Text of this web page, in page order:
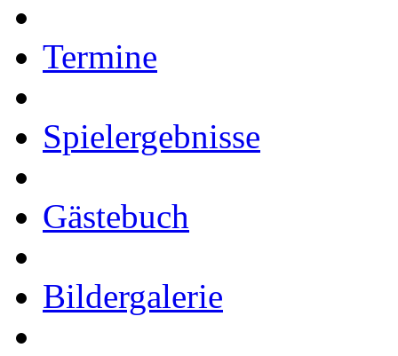
Termine
Spielergebnisse
Gästebuch
Bildergalerie